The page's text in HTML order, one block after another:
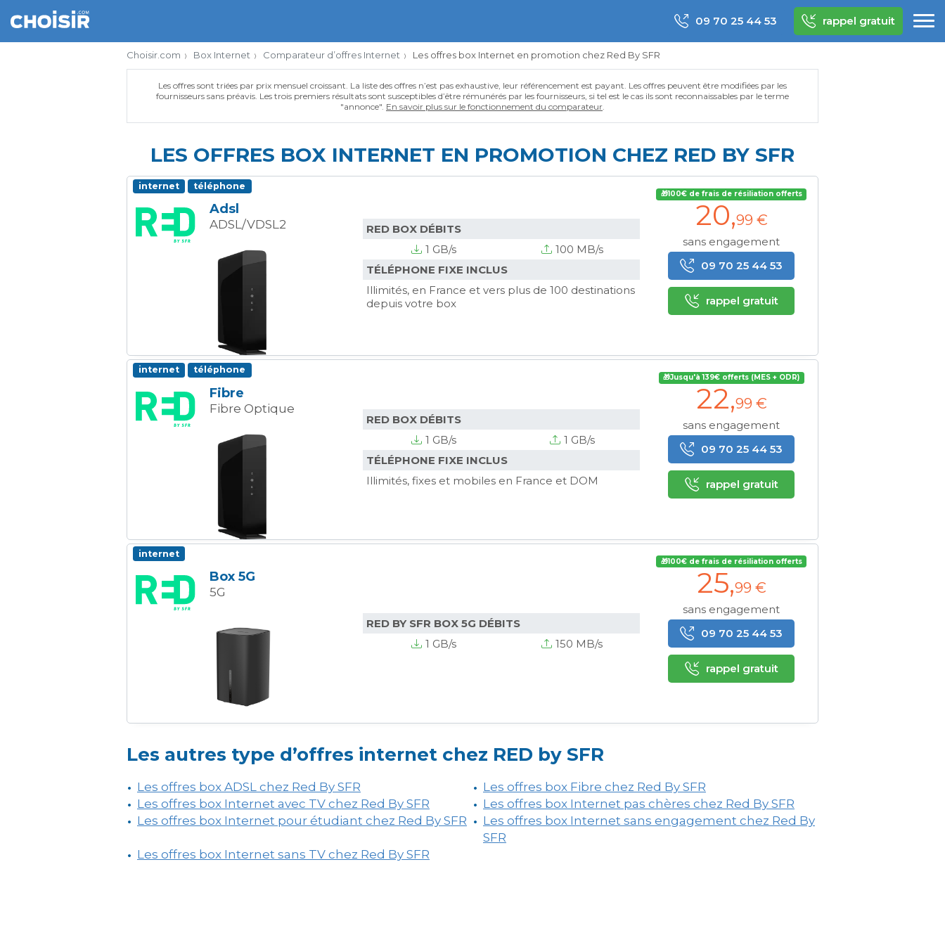
09 70 25 44 53 rappel gratuit
Choisir.com Box Internet Comparateur d’offres Internet Les offres box Internet en promotion chez Red By SFR
Les offres sont triées par prix mensuel croissant. La liste des offres n’est pas exhaustive, leur référencement est payant. Les offres peuvent être modifiées par les
fournisseurs sans préavis. Les trois premiers résultats sont susceptibles d’être rémunérés par les fournisseurs, si tel est le cas ils sont reconnaissables par le terme
"annonce". En savoir plus sur le fonctionnement du comparateur.
LES OFFRES BOX INTERNET EN PROMOTION CHEZ RED BY SFR
internet téléphone
Adsl
ADSL/VDSL2
🎁100€ de frais de résiliation offerts
20,99 €
sans engagement
09 70 25 44 53
rappel gratuit
RED BOX DÉBITS
1 GB/s
100 MB/s
TÉLÉPHONE FIXE INCLUS
Illimités, en France et vers plus de 100 destinations
depuis votre box
internet téléphone
Fibre
Fibre Optique
🎁Jusqu'à 139€ offerts (MES + ODR)
22,99 €
sans engagement
09 70 25 44 53
rappel gratuit
RED BOX DÉBITS
1 GB/s
1 GB/s
TÉLÉPHONE FIXE INCLUS
Illimités, fixes et mobiles en France et DOM
internet
Box 5G
5G
🎁100€ de frais de résiliation offerts
25,99 €
sans engagement
09 70 25 44 53
rappel gratuit
RED BY SFR BOX 5G DÉBITS
1 GB/s
150 MB/s
Les autres type d’offres internet chez RED by SFR
Les offres box ADSL chez Red By SFR
Les offres box Fibre chez Red By SFR
Les offres box Internet avec TV chez Red By SFR
Les offres box Internet pas chères chez Red By SFR
Les offres box Internet pour étudiant chez Red By SFR
Les offres box Internet sans engagement chez Red By
SFR
Les offres box Internet sans TV chez Red By SFR